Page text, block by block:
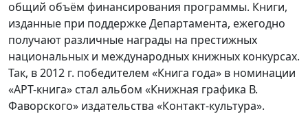
общий объём финансирования программы. Книги,
изданные при поддержке Департамента, ежегодно
получают различные награды на престижных
национальных и международных книжных конкурсах.
Так, в 2012 г. победителем «Книга года» в номинации
«АРТ-книга» стал альбом «Книжная графика В.
Фаворского» издательства «Контакт-культура».